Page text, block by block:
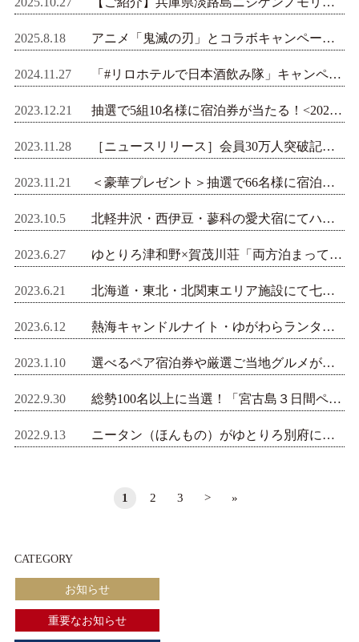
2025.8.18 アニメ「鬼滅の刃」とコラボキャンペーン開催！コラボルームや限定ノベルティも
2024.11.27 「#リロホテルで日本酒飲み隊」キャンペーン開催！
2023.12.21 抽選で5組10名様に宿泊券が当たる！<2023年12月22日～2024年1月7日> リロホテルズ＆リゾーツInstagramフォロワー数2万人突破記念キャンペーン開催
2023.11.28 ［ニュースリリース］会員30万人突破記念キャンペーン実施！抽選で宿泊券プレゼント ＜2023年12月21日まで＞リロホテルズ＆リゾーツ
2023.11.21 ＜豪華プレゼント＞抽選で66名様に宿泊券や旅コインが当たる！リロホテルズ＆リゾーツ会員30万人突破記念キャンペーン開催
2023.10.5 北軽井沢・西伊豆・蓼科の愛犬宿にてハロウィンキャンペーン開催
2023.6.27 ゆとりろ津和野×賀茂川荘「両方泊まってお得！キャンペーン」開催
2023.6.21 北海道・東北・北関東エリア施設にて七夕イベント開催！
2023.6.12 熱海キャンドルナイト・ゆがわらランタン祭り開催
2023.1.10 選べるペア宿泊券や厳選ご当地グルメが抽選で当たる！＜新春・福旅キャンペーン＞開催
2022.9.30 総勢100名以上に当選！「宮古島３日間ペア旅行」や「別府で温泉クリスマス」も＜秋の会員登録キャンペーン＞開催
2022.9.13 ニータン（ほんもの）がゆとりろ別府にやってくる！9/21インスタライブ開催
1 2 3 > »
CATEGORY
お知らせ
重要なお知らせ